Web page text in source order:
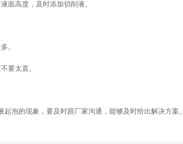
面高度，及时添加切削液。
。
要太直。
起泡的现象，要及时跟厂家沟通，能够及时给出解决方案。